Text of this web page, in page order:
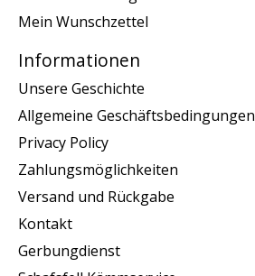
Mein Wunschzettel
Informationen
Unsere Geschichte
Allgemeine Geschäftsbedingungen
Privacy Policy
Zahlungsmöglichkeiten
Versand und Rückgabe
Kontakt
Gerbungdienst